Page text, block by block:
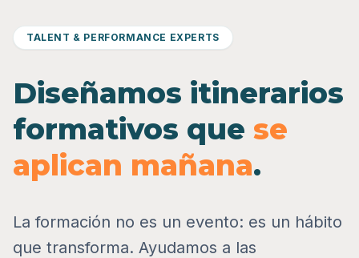
TALENT & PERFORMANCE EXPERTS
Diseñamos itinerarios
formativos que se
aplican mañana.
La formación no es un evento: es un hábito
que transforma. Ayudamos a las